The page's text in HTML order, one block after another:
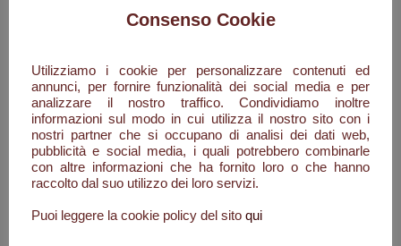
italiano. Specializzato nella produzione di saponi
gamma, interamente made in Italy, a base di
ingredienti biocompatibili di origine naturale. Infatti i
prodotti FragrArt sono privi di qualsiasi materia
prima di origine animale, parabeni, olio di palma,
sodio laureth solfato, sodio lauril solfato, les,
formaldeide cessa, coloranti, pvp, mea, edta, peg e
Consenso Cookie
Utilizziamo i cookie per personalizzare contenuti ed
annunci, per fornire funzionalità dei social media e per
analizzare il nostro traffico. Condividiamo inoltre
informazioni sul modo in cui utilizza il nostro sito con i
nostri partner che si occupano di analisi dei dati web,
pubblicità e social media, i quali potrebbero combinarle
con altre informazioni che ha fornito loro o che hanno
raccolto dal suo utilizzo dei loro servizi.
Puoi leggere la cookie policy del sito qui